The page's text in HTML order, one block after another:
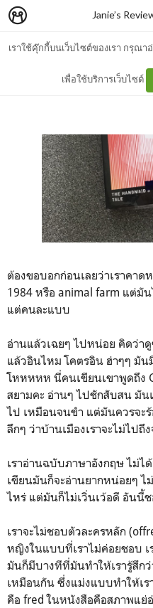
เราใช้คุ๊กกี้บนเว็บไซต์ของเรา กรุณ
เพื่อใช้บริการเว็บไซต์
Janie’s
Book: The
ต้องขอบอกก่อนเลยว่าเราคาด
1984 หรือ animal farm แต่มั
แต่คนละแบบ
อ่านแล้วเฉยๆ ไปหน่อย คิดว่า
แล้วอินไหม โคตรอิน ฮ่าๆๆ มั
โหหหหห นี่คนเขียนเขาพูดถึง
สยามคะ อ่านๆ ไปชักสับสน มั
ไป เหมือนจนขำ แต่มันควรจะร้
ลึกๆ ว่าบ้านเมืองเราจะไม่ไปถึ
เราอ่านฉบับภาษาอังกฤษ ไม่
เขียนมันก็จะอ่านยากหน่อยๆ
ไหร่ แต่มันก็ไม่เวิ่นเว้อดี อันนี้
เราจะไม่ชอบตัวละครหลัก
หญิงในแบบที่เราไม่ค่อยชอบ เ
มันก็มีบางทีที่มันทำให้เรารู้สึก
เหมือนกัน ซึ่งแม่งแบบทำให้เ
คือ fred ในหนังสือคือสภาพแย่